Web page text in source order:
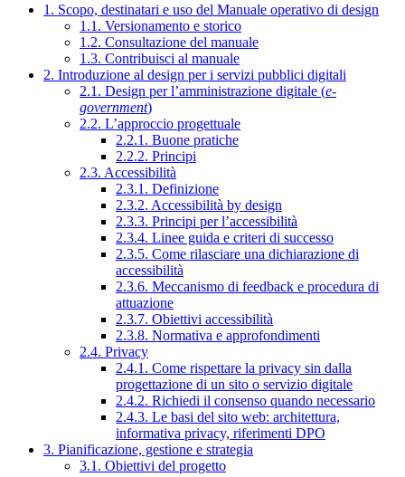
1. Scopo, destinatari e uso del Manuale operativo di design
1.1. Versionamento e storico
1.2. Consultazione del manuale
1.3. Contribuisci al manuale
2. Introduzione al design per i servizi pubblici digitali
2.1. Design per l’amministrazione digitale (e-
government)
2.2. L’approccio progettuale
2.2.1. Buone pratiche
2.2.2. Principi
2.3. Accessibilità
2.3.1. Definizione
2.3.2. Accessibilità by design
2.3.3. Principi per l’accessibilità
2.3.4. Linee guida e criteri di successo
2.3.5. Come rilasciare una dichiarazione di
accessibilità
2.3.6. Meccanismo di feedback e procedura di
attuazione
2.3.7. Obiettivi accessibilità
2.3.8. Normativa e approfondimenti
2.4. Privacy
2.4.1. Come rispettare la privacy sin dalla
progettazione di un sito o servizio digitale
2.4.2. Richiedi il consenso quando necessario
2.4.3. Le basi del sito web: architettura,
informativa privacy, riferimenti DPO
3. Pianificazione, gestione e strategia
3.1. Obiettivi del progetto